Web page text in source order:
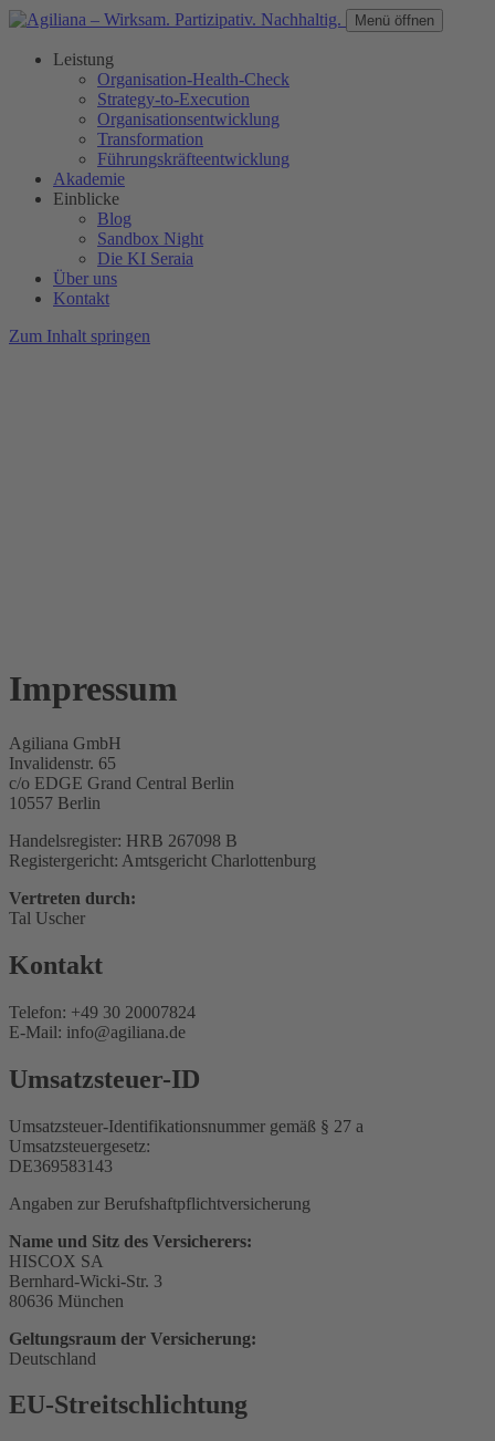
Menü öffnen
Leistung
Organisation-Health-Check
Strategy-to-Execution
Organisationsentwicklung
Transformation
Führungskräfteentwicklung
Akademie
Einblicke
Blog
Sandbox Night
Die KI Seraia
Über uns
Kontakt
Zum Inhalt springen
Impressum
Agiliana GmbH
Invalidenstr. 65
c/o EDGE Grand Central Berlin
10557 Berlin
Handelsregister: HRB 267098 B
Registergericht: Amtsgericht Charlottenburg
Vertreten durch:
Tal Uscher
Kontakt
Telefon: +49 30 20007824
E-Mail: info@agiliana.de
Umsatzsteuer-ID
Umsatzsteuer-Identifikationsnummer gemäß § 27 a
Umsatzsteuergesetz:
DE369583143
Angaben zur Berufs­haftpflicht­versicherung
Name und Sitz des Versicherers:
HISCOX SA
Bernhard-Wicki-Str. 3
80636 München
Geltungsraum der Versicherung:
Deutschland
EU-Streitschlichtung